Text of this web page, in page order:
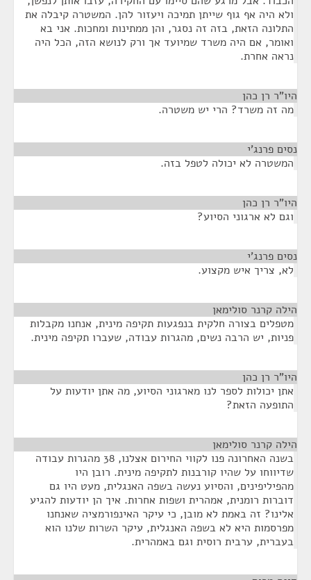
ולא היה אף גוף שייתן תמיכה ויעזור להן. המשטרה קיבלה את
התלונה הזאת, בזה זה נסגר, והן ממתינות ומחכות. אני בא
ואומר, אם היה משרד שמיועד אך ורק לנושא הזה, הכל היה
נראה אחרת.
היו"ר רן כהן
מה זה משרד? הרי יש משטרה.
נסים פרנג'י
המשטרה לא יכולה לטפל בזה.
היו"ר רן כהן
וגם לא ארגוני הסיוע?
נסים פרנג'י
לא, צריך איש מקצוע.
הילה קרנר סולימאן
מטפלים בצורה חלקית בנפגעות תקיפה מינית, אנחנו מקבלות
פניות, יש הרבה נשים, מהגרות עבודה, שעברו תקיפה מינית.
היו"ר רן כהן
אתן יכולות לספר לנו מארגוני הסיוע, מה אתן יודעות על
התופעה הזאת?
הילה קרנר סולימאן
בשנה האחרונה פנו לקווי החירום אצלנו, 38 מהגרות עבודה
שדיווחו על שהיו קורבנות לתקיפה מינית. רובן היו
מהפיליפינים, והסיוע נעשה בשפה האנגלית, מעט היו גם
דוברות רומנית, אמהרית ושפות אחרות. איך הן יודעות להגיע
אלינו? זה באמת לא מובן, כי עיקר האינפורמציה שאנחנו
מפרסמות היא לא בשפה האנגלית, עיקר השרות שלנו הוא
בעברית, ערבית רוסית וגם באמהרית.